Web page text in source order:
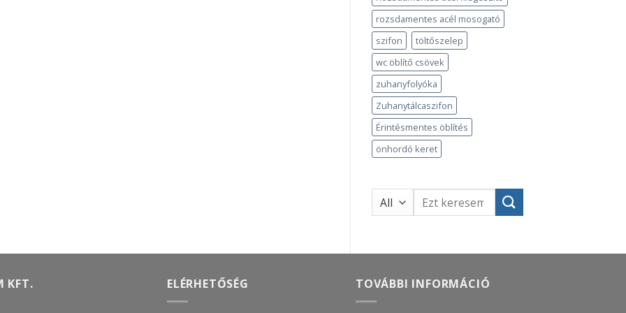
rozsdamentes acél mosogató
szifon
töltőszelep
wc öblítő csövek
zuhanyfolyóka
Zuhanytálcaszifon
Érintésmentes öblítés
önhordó keret
Keresés
a
KFT. ELÉRHETŐSÉG TOVÁBBI INFORMÁCIÓ